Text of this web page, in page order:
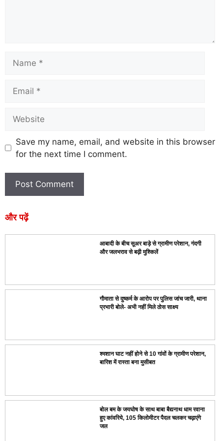
Save my name, email, and website in this browser
for the next time I comment.
और पढ़ें
आबादी के बीच सूअर बाड़े से ग्रामीण परेशान, गंदगी
और जलभराव से बढ़ी मुश्किलें
गौमाता से दुष्कर्म के आरोप पर पुलिस जांच जारी, थाना
प्रभारी बोले- अभी नहीं मिले ठोस साक्ष्य
श्मशान घाट नहीं होने से 10 गांवों के ग्रामीण परेशान,
बारिश में रास्ता बना मुसीबत
बोल बम के जयघोष के साथ बाबा बैद्यनाथ धाम रवाना
हुए कांवरिये, 105 किलोमीटर पैदल चलकर चढ़ाएंगे
जल